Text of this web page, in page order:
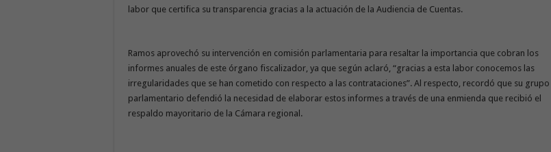
labor que certifica su transparencia gracias a la actuación de la Audiencia de Cuentas.
Ramos aprovechó su intervención en comisión parlamentaria para resaltar la importancia que cobran los
informes anuales de este órgano fiscalizador, ya que según aclaró, “gracias a esta labor conocemos las
irregularidades que se han cometido con respecto a las contrataciones”. Al respecto, recordó que su grupo
parlamentario defendió la necesidad de elaborar estos informes a través de una enmienda que recibió el
respaldo mayoritario de la Cámara regional.